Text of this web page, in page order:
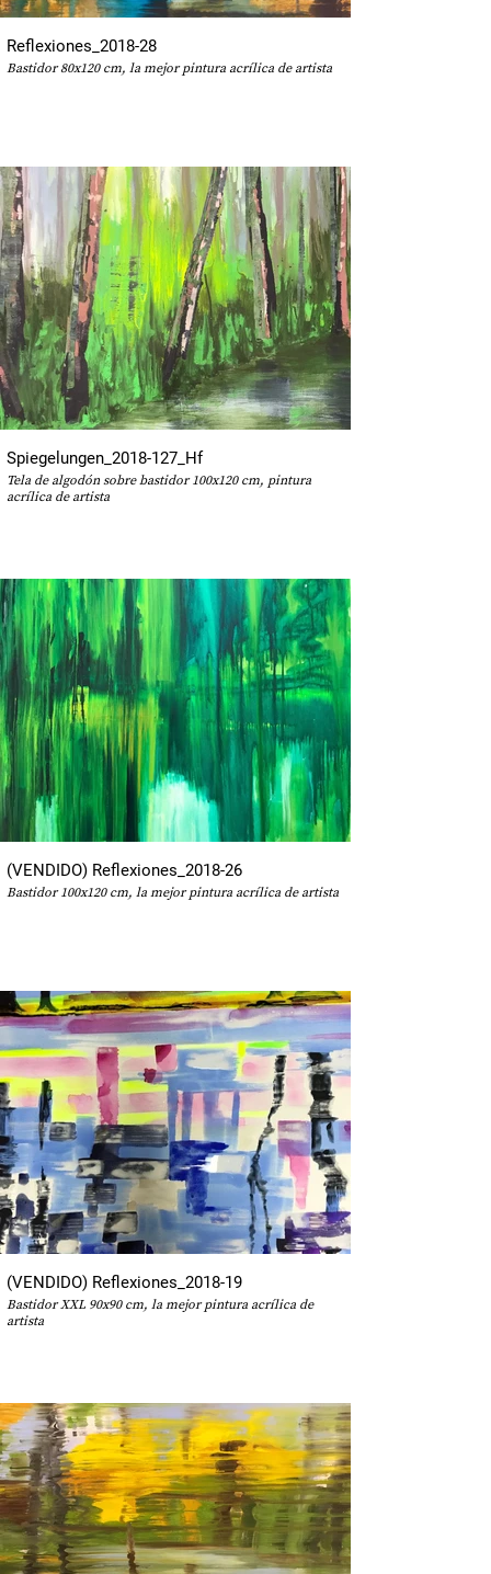
Reflexiones_2018-28
Bastidor 80x120 cm, la mejor pintura acrílica de artista
Spiegelungen_2018-127_Hf
Tela de algodón sobre bastidor 100x120 cm, pintura
acrílica de artista
(VENDIDO) Reflexiones_2018-26
Bastidor 100x120 cm, la mejor pintura acrílica de artista
(VENDIDO) Reflexiones_2018-19
Bastidor XXL 90x90 cm, la mejor pintura acrílica de
artista